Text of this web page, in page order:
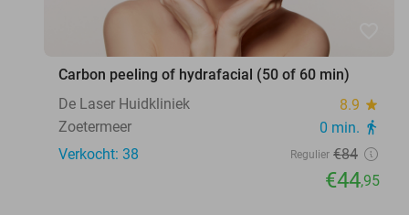
Carbon peeling of hydrafacial (50 of 60 min)
De Laser Huidkliniek
8.9 star
Zoetermeer 0 min. directions_walk
Verkocht: 38 Regulier €84
€44,95